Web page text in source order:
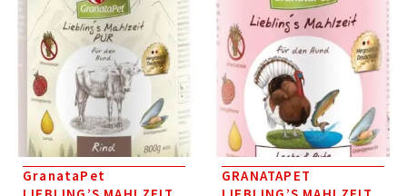
GranataPet
GRANATAPET